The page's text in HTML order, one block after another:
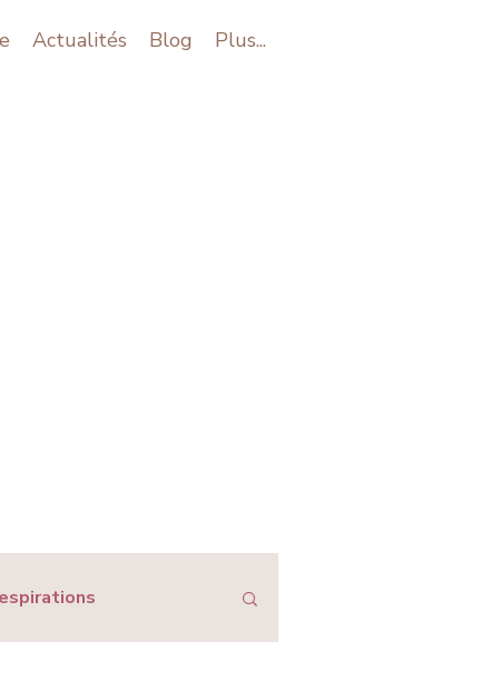
Actualités Blog Plus...